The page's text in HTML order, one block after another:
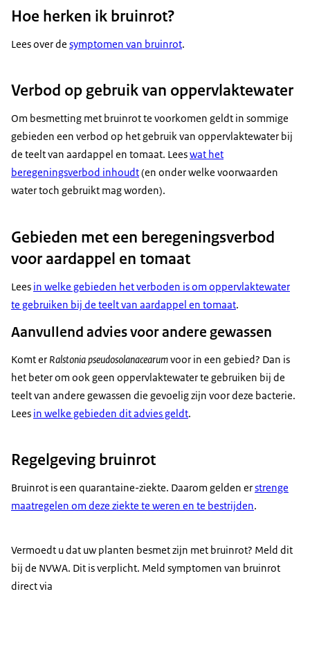
Hoe herken ik bruinrot?
Lees over de symptomen van bruinrot.
Verbod op gebruik van oppervlaktewater
Om besmetting met bruinrot te voorkomen geldt in sommige
gebieden een verbod op het gebruik van oppervlaktewater bij
de teelt van aardappel en tomaat. Leeswat het
beregeningsverbod inhoudt(en onder welke voorwaarden
water toch gebruikt mag worden).
Gebieden met een beregeningsverbod
voor aardappel en tomaat
Lees in welke gebieden het verboden is om oppervlaktewater
te gebruiken bij de teelt van aardappel en tomaat.
Aanvullend advies voor andere gewassen
Komt er Ralstonia pseudosolanacearumvoor in een gebied? Dan is
het beter om ook geen oppervlaktewater te gebruiken bij de
teelt van andere gewassen die gevoelig zijn voor deze bacterie.
Lees in welke gebieden dit advies geldt.
Regelgeving bruinrot
Bruinrot is een quarantaine-ziekte. Daarom gelden erstrenge
maatregelen om deze ziekte te weren en te bestrijden.
Vermoedt u dat uw planten besmet zijn met bruinrot? Meld dit
bij de NVWA. Dit is verplicht. Meld symptomen van bruinrot
direct via